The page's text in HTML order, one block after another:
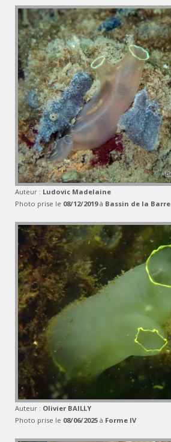
Auteur : Ludovic Madelaine
Photo prise le 08/12/2019à Bassin de la Barre
Auteur : Olivier BAILLY
Photo prise le 08/06/2025 à Forme IV